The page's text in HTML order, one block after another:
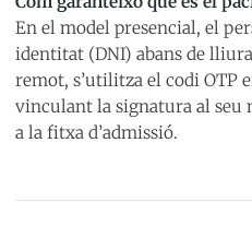
En el model presencial, el
identitat (DNI) abans de
remot, s’utilitza el codi OTP
vinculant la signatura al seu
a la fitxa d’admissió.